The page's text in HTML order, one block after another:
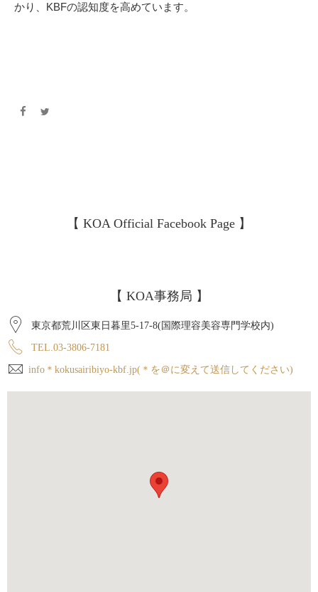
かり、KBFの認知度を高めています。
【 KOA Official Facebook Page 】
【 KOA事務局 】
東京都荒川区東日暮里5-17-8(国際理容美容専門学校内)
TEL.03-3806-7181
info＊kokusairibiyo-kbf.jp(＊を＠に変えて送信してください)